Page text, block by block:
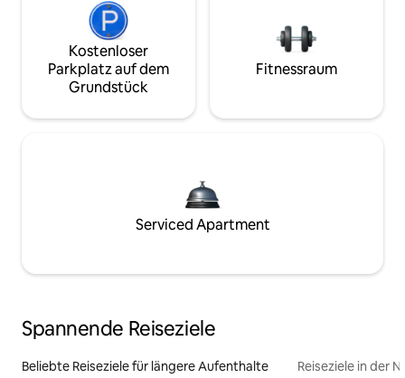
Kostenloser
Parkplatz auf dem
Grundstück
Fitnessraum
Serviced Apartment
Spannende Reiseziele
Beliebte Reiseziele für längere Aufenthalte Reiseziele in der